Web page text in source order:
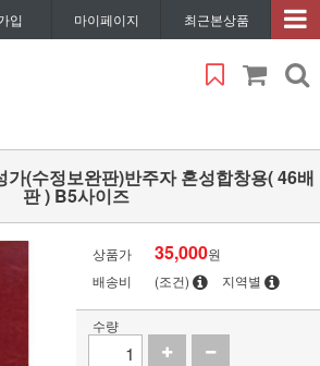
입 마이페이지 최근본상품
가(수정보완판)반주자 혼성합창용( 46배
판 ) B5사이즈
상품가 35,000원
배송비
(조건) 지역별
수량